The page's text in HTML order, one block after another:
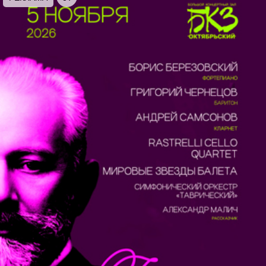
атмосферных исторических локациях Северной
столицы и семь разных органов — более, чем на
неделю Петербург наполнится неповторимым
многоголосием короля инструментов. Именно
поэтому, наш Рождественский органный
марафон проходит под девизом «Орган над
городом»!
Знаете ли вы, что в сердце старого Петербурга
находится действующий католический
монастырь францисканцев с уютнейшей
церковью и очаровательным внутренним
двориком-патио? Неповторимая энергетика
этого места просто создана для органных
концертов, на которые мы вас приглашаем.
Времена года с Антонио Вивальди — скрипка и
орган. Великолепный дуэт петербургских
музыкантов в начале наступившего года дарит